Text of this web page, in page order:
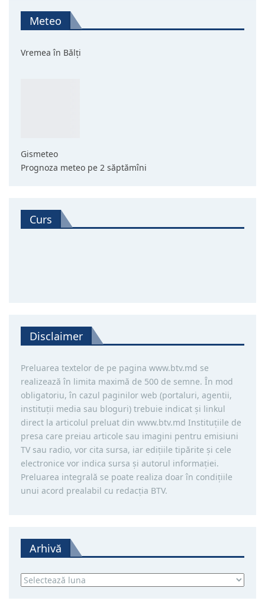
Meteo
Vremea în Bălți
Gismeteo
Prognoza meteo pe 2 săptămîni
Curs
Disclaimer
Preluarea textelor de pe pagina www.btv.md se
realizează în limita maximă de 500 de semne. În mod
obligatoriu, în cazul paginilor web (portaluri, agentii,
instituţii media sau bloguri) trebuie indicat şi linkul
direct la articolul preluat din www.btv.md Instituţiile de
presa care preiau articole sau imagini pentru emisiuni
TV sau radio, vor cita sursa, iar ediţiile tipărite și cele
electronice vor indica sursa şi autorul informaţiei.
Preluarea integrală se poate realiza doar în condiţiile
unui acord prealabil cu redacţia BTV.
Arhivă
Arhivă